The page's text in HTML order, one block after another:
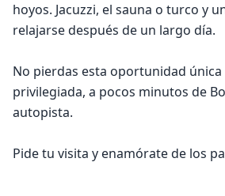
hoyos. Jacuzzi, el sauna o turco y
relajarse después de un largo día.
No pierdas esta oportunidad
privilegiada, a pocos minutos de
autopista.
Pide tu visita y enamórate de los